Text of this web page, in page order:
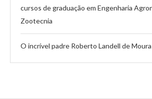
cursos de graduação em Engenharia
Zootecnia
O incrível padre Roberto Landell de Moura